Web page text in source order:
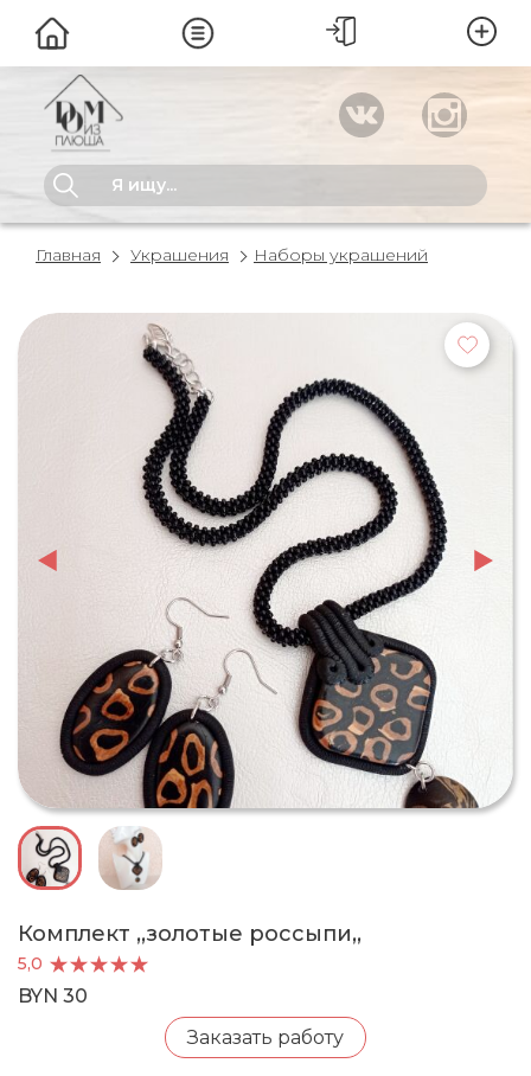
Главная Украшения Наборы украшений
Комплект ,,золотые россыпи,,
5,0
BYN 30
Заказать работу